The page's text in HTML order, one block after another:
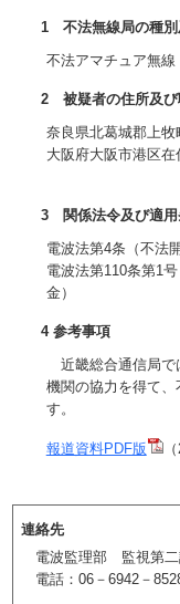
1 不法無線局の種別
不法アマチュア無
2 被疑者の住所及び
奈良県北葛城郡上牧
大阪府大阪市港区在
3 関係法令及び適用
電波法第4条（不法開
電波法第110条第1
金）
4 参考事項
近畿総合通信局で
機関の協力を得て
す。
報道資料PDF版
連絡先
電波監理部 監視第
電話：06－6942－